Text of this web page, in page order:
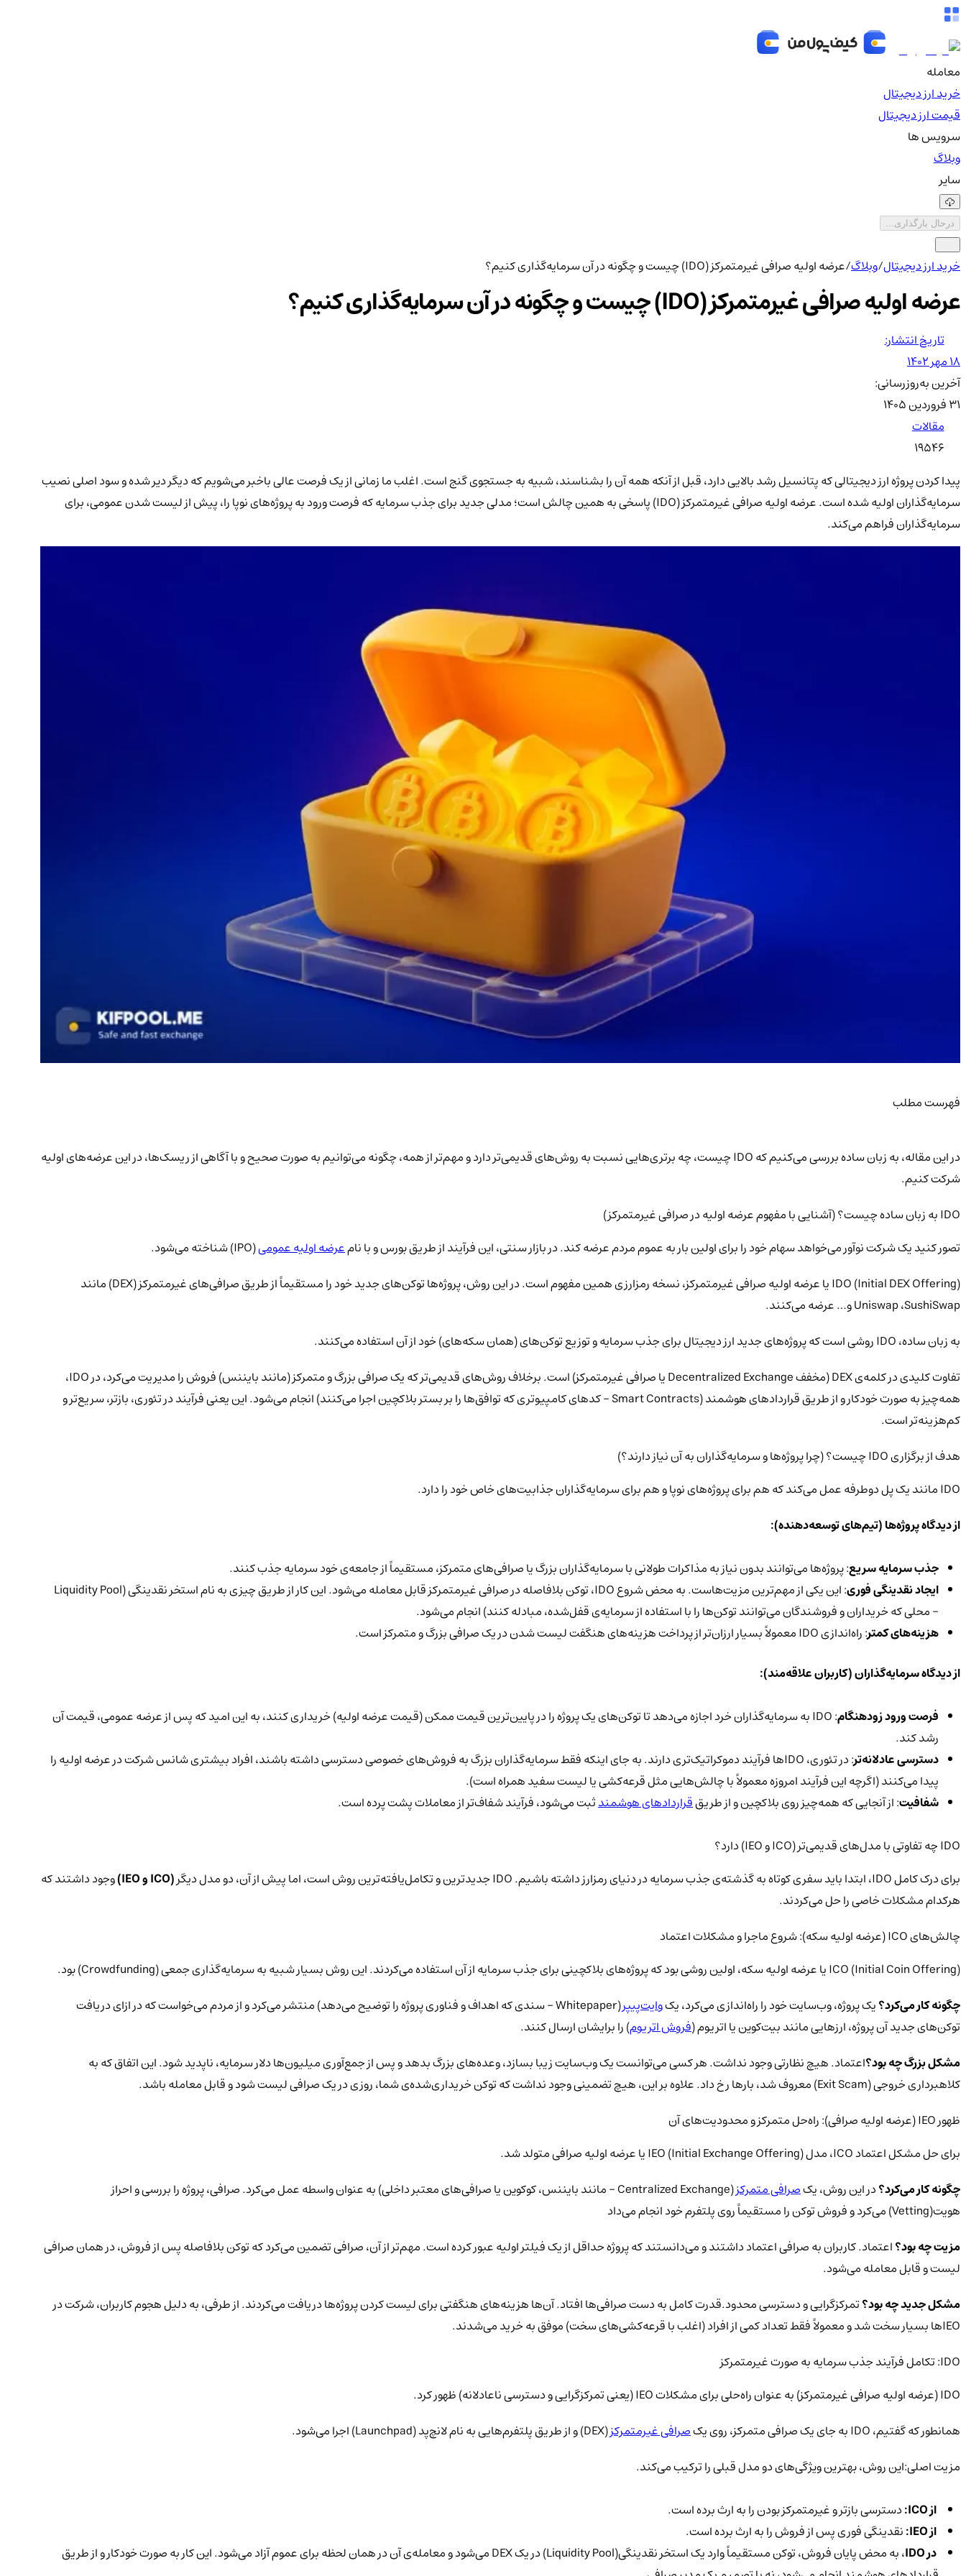
معامله
خرید ارز دیجیتال
قیمت ارز دیجیتال
سرویس ها
وبلاگ
سایر
درحال بارگذاری...
خرید ارز دیجیتال/وبلاگ/عرضه اولیه صرافی غیرمتمرکز (IDO) چیست و چگونه در آن سرمایه‌گذاری کنیم؟
عرضه اولیه صرافی غیرمتمرکز (IDO) چیست و چگونه در آن سرمایه‌گذاری کنیم؟
تاریخ انتشار:
۱۸ مهر ۱۴۰۲
آخرین به‌روزرسانی:
۳۱ فروردین ۱۴۰۵
مقالات
19546
پیدا کردن پروژه ارز دیجیتالی که پتانسیل رشد بالایی دارد، قبل از آنکه همه آن را بشناسند، شبیه به جستجوی گنج است. اغلب ما زمانی از یک فرصت عالی باخبر می‌شویم که دیگر دیر شده و سود اصلی نصیب
سرمایه‌گذاران اولیه شده است. عرضه اولیه صرافی غیرمتمرکز (IDO) پاسخی به همین چالش است؛ مدلی جدید برای جذب سرمایه که فرصت ورود به پروژه‌های نوپا را، پیش از لیست شدن عمومی، برای
سرمایه‌گذاران فراهم می‌کند.
فهرست مطلب
در این مقاله، به زبان ساده بررسی می‌کنیم که IDO چیست، چه برتری‌هایی نسبت به روش‌های قدیمی‌تر دارد و مهم‌تر از همه، چگونه می‌توانیم به صورت صحیح و با آگاهی از ریسک‌ها، در این عرضه‌های اولیه
شرکت کنیم.
IDO به زبان ساده چیست؟ (آشنایی با مفهوم عرضه اولیه در صرافی غیرمتمرکز)
تصور کنید یک شرکت نوآور می‌خواهد سهام خود را برای اولین بار به عموم مردم عرضه کند. در بازار سنتی، این فرآیند از طریق بورس و با نامعرضه اولیه عمومی(IPO) شناخته می‌شود.
IDO (Initial DEX Offering) یا عرضه اولیه صرافی غیرمتمرکز، نسخه رمزارزی همین مفهوم است. در این روش، پروژه‌ها توکن‌های جدید خود را مستقیماً از طریق صرافی‌های غیرمتمرکز (DEX) مانند
Uniswap ،SushiSwap و… عرضه می‌کنند.
به زبان ساده، IDO روشی است که پروژه‌های جدید ارز دیجیتال برای جذب سرمایه و توزیع توکن‌های (همان سکه‌های) خود از آن استفاده می‌کنند.
تفاوت کلیدی در کلمه‌ی DEX (مخفف Decentralized Exchange یا صرافی غیرمتمرکز) است. برخلاف روش‌های قدیمی‌تر که یک صرافی بزرگ و متمرکز (مانند بایننس) فروش را مدیریت می‌کرد، در IDO،
همه‌چیز به صورت خودکار و از طریق قراردادهای هوشمند (Smart Contracts - کدهای کامپیوتری که توافق‌ها را بر بستر بلاکچین اجرا می‌کنند) انجام می‌شود. این یعنی فرآیند در تئوری، بازتر، سریع‌تر و
کم‌هزینه‌تر است.
هدف از برگزاری IDO چیست؟ (چرا پروژه‌ها و سرمایه‌گذاران به آن نیاز دارند؟)
IDO مانند یک پل دوطرفه عمل می‌کند که هم برای پروژه‌های نوپا و هم برای سرمایه‌گذاران جذابیت‌های خاص خود را دارد.
از دیدگاه پروژه‌ها (تیم‌های توسعه‌دهنده):
جذب سرمایه سریع: پروژه‌ها می‌توانند بدون نیاز به مذاکرات طولانی با سرمایه‌گذاران بزرگ یا صرافی‌های متمرکز، مستقیماً از جامعه‌ی خود سرمایه جذب کنند.
ایجاد نقدینگی فوری
: این یکی از مهم‌ترین مزیت‌هاست. به محض شروع IDO، توکن بلافاصله در صرافی غیرمتمرکز قابل معامله می‌شود. این کار از طریق چیزی به نام استخر نقدینگی (Liquidity Pool
- محلی که خریداران و فروشندگان می‌توانند توکن‌ها را با استفاده از سرمایه‌ی قفل‌شده، مبادله کنند) انجام می‌شود.
هزینه‌های کمتر: راه‌اندازی IDO معمولاً بسیار ارزان‌تر از پرداخت هزینه‌های هنگفت لیست شدن در یک صرافی بزرگ و متمرکز است.
از دیدگاه سرمایه‌گذاران (کاربران علاقه‌مند):
فرصت ورود زودهنگام
: IDO به سرمایه‌گذاران خرد اجازه می‌دهد تا توکن‌های یک پروژه را در پایین‌ترین قیمت ممکن (قیمت عرضه اولیه) خریداری کنند، به این امید که پس از عرضه عمومی، قیمت آن
رشد کند.
دسترسی عادلانه‌تر
: در تئوری، IDOها فرآیند دموکراتیک‌تری دارند. به جای اینکه فقط سرمایه‌گذاران بزرگ به فروش‌های خصوصی دسترسی داشته باشند، افراد بیشتری شانس شرکت در عرضه اولیه را
پیدا می‌کنند (اگرچه این فرآیند امروزه معمولاً با چالش‌هایی مثل قرعه‌کشی یا لیست سفید همراه است).
شفافیت: از آنجایی که همه‌چیز روی بلاکچین و از طریققراردادهای هوشمندثبت می‌شود، فرآیند شفاف‌تر از معاملات پشت پرده است.
IDO چه تفاوتی با مدل‌های قدیمی‌تر (ICO و IEO) دارد؟
برای درک کامل IDO، ابتدا باید سفری کوتاه به گذشته‌ی جذب سرمایه در دنیای رمزارز داشته باشیم. IDO جدیدترین و تکامل‌یافته‌ترین روش است، اما پیش از آن، دو مدل دیگر
(ICO و IEO)
وجود داشتند که
هرکدام مشکلات خاصی را حل می‌کردند.
چالش‌های ICO (عرضه اولیه سکه): شروع ماجرا و مشکلات اعتماد
ICO (Initial Coin Offering) یا عرضه اولیه سکه، اولین روشی بود که پروژه‌های بلاکچینی برای جذب سرمایه از آن استفاده می‌کردند. این روش بسیار شبیه به سرمایه‌گذاری جمعی (Crowdfunding) بود.
چگونه کار می‌کرد؟یک پروژه، وب‌سایت خود را راه‌اندازی می‌کرد، یکوایت‌پیپر
(Whitepaper - سندی که اهداف و فناوری پروژه را توضیح می‌دهد) منتشر می‌کرد و از مردم می‌خواست که در ازای دریافت
توکن‌های جدید آن پروژه، ارزهایی مانند بیت‌کوین یا اتریوم (فروش اتریوم) را برایشان ارسال کنند.
مشکل بزرگ چه بود؟اعتماد. هیچ نظارتی وجود نداشت. هر کسی می‌توانست یک وب‌سایت زیبا بسازد، وعده‌های بزرگ بدهد و پس از جمع‌آوری میلیون‌ها دلار سرمایه، ناپدید شود. این اتفاق که به
کلاهبرداری خروجی (Exit Scam) معروف شد، بارها رخ داد. علاوه بر این، هیچ تضمینی وجود نداشت که توکن خریداری‌شده‌ی شما، روزی در یک صرافی لیست شود و قابل معامله باشد.
ظهور IEO (عرضه اولیه صرافی): راه‌حل متمرکز و محدودیت‌های آن
برای حل مشکل اعتماد ICO، مدل IEO (Initial Exchange Offering) یا عرضه اولیه صرافی متولد شد.
چگونه کار می‌کرد؟در این روش، یکصرافی متمرکز
(Centralized Exchange - مانند بایننس، کوکوین یا صرافی‌های معتبر داخلی) به عنوان واسطه عمل می‌کرد. صرافی، پروژه را بررسی و احراز
هویت(Vetting) می‌کرد و فروش توکن را مستقیماً روی پلتفرم خود انجام می‌داد
مزیت چه بود؟اعتماد. کاربران به صرافی اعتماد داشتند و می‌دانستند که پروژه حداقل از یک فیلتر اولیه عبور کرده است. مهم‌تر از آن، صرافی تضمین می‌کرد که توکن بلافاصله پس از فروش، در همان صرافی
لیست و قابل معامله می‌شود.
مشکل جدید چه بود؟تمرکزگرایی و دسترسی محدود.قدرت کامل به دست صرافی‌ها افتاد. آن‌ها هزینه‌های هنگفتی برای لیست کردن پروژه‌ها دریافت می‌کردند. از طرفی، به دلیل هجوم کاربران، شرکت در
IEOها بسیار سخت شد و معمولاً فقط تعداد کمی از افراد (اغلب با قرعه‌کشی‌های سخت) موفق به خرید می‌شدند.
IDO: تکامل فرآیند جذب سرمایه به صورت غیرمتمرکز
IDO (عرضه اولیه صرافی غیرمتمرکز) به عنوان راه‌حلی برای مشکلات IEO (یعنی تمرکزگرایی و دسترسی ناعادلانه) ظهور کرد.
همانطور که گفتیم، IDO به جای یک صرافی متمرکز، روی یک
صرافی غیرمتمرکز(DEX) و از طریق پلتفرم‌هایی به نام لانچ‌پد (Launchpad) اجرا می‌شود.
مزیت اصلی:این روش، بهترین ویژگی‌های دو مدل قبلی را ترکیب می‌کند.
از ICO:
دسترسی بازتر و غیرمتمرکز بودن را به ارث برده است.
از IEO:
نقدینگی فوری پس از فروش را به ارث برده است.
در IDO
، به محض پایان فروش، توکن مستقیماً وارد یک استخر نقدینگی(Liquidity Pool) در یک DEX می‌شود و معامله‌ی آن در همان لحظه برای عموم آزاد می‌شود. این کار به صورت خودکار و از طریق